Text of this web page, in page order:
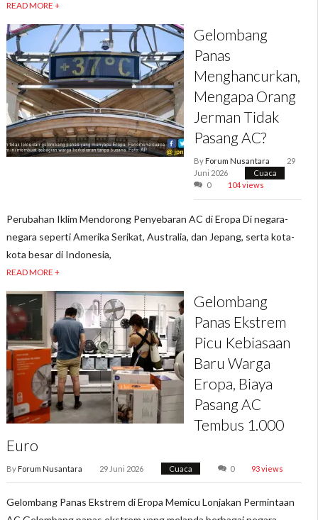
READ MORE +
Gelombang
Panas
Menghancurkan,
Mengapa Orang
Jerman Tidak
Pasang AC?
ByForum Nusantara
29
Juni 2026
Cuaca
0
104 views
Perubahan Iklim Mendorong Penyebaran AC di Eropa Di negara-
negara seperti Amerika Serikat, Australia, dan Jepang, serta kota-
kota besar di Indonesia,
READ MORE +
Gelombang
Panas Ekstrem
Picu Kebiasaan
Baru Warga
Eropa, Biaya
Pasang AC
Tembus 1.000
Euro
ByForum Nusantara 29 Juni 2026 Cuaca 0 93 views
Gelombang Panas Ekstrem di Eropa Memicu Lonjakan Permintaan